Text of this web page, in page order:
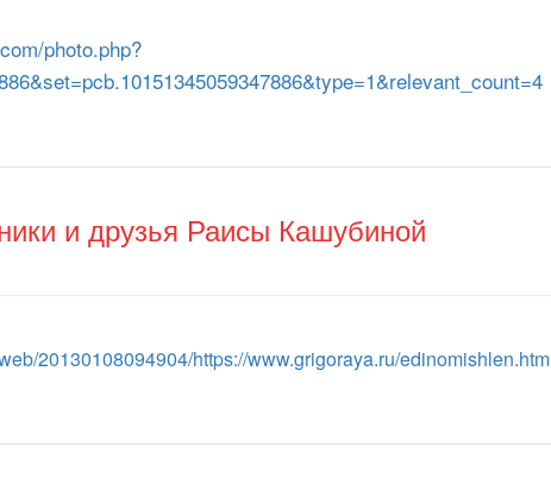
photo.php?
и друзья Раисы Кашубиной
20130108094904/https://www.grigoraya.ru/edinomishlen.htm